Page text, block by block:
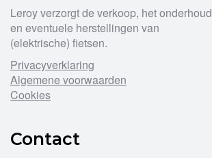
Leroy verzorgt de verkoop, het onderhoud
en eventuele herstellingen van
(elektrische) fietsen.
Privacyverklaring
Algemene voorwaarden
Cookies
Contact